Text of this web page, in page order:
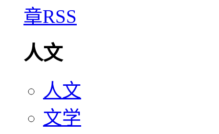
人文
人文
文学